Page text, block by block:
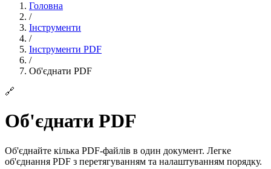
Головна
/
Інструменти
/
Інструменти PDF
/
Об'єднати PDF
🔗
Об'єднати PDF
Об'єднайте кілька PDF-файлів в один документ. Легке
об'єднання PDF з перетягуванням та налаштуванням порядку.